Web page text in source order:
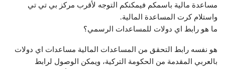
مساعدة مالية باسمكم فيمكنكم التوجه لأقرب مركز بي تي تي
واستلام كرت المساعدة المالية.
ما هو رابط اي دولات للمساعدات الرسمي؟
هو نفسه رابط التحقق من المساعدات المالية مساعدات اي دولات
بالعربي المقدمة من الحكومة التركية، ويمكن الوصول لرابط